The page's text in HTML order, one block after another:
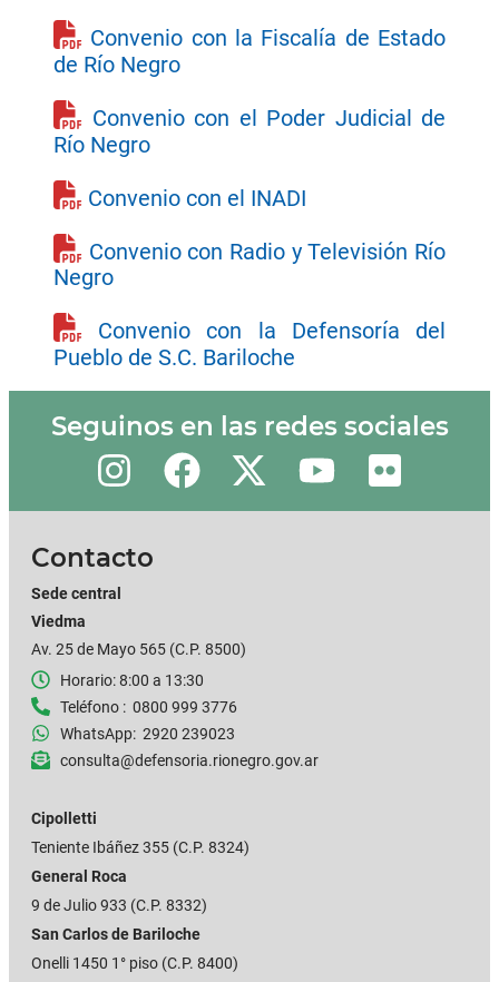
Convenio con la Fiscalía de Estado
de Río Negro
Convenio con el Poder Judicial de
Río Negro
Convenio con el INADI
Convenio con Radio y Televisión Río
Negro
Convenio con la Defensoría del
Pueblo de S.C. Bariloche
Seguinos en las redes sociales
Contacto
Sede central
Viedma
Av. 25 de Mayo 565 (C.P. 8500)
Horario: 8:00 a 13:30
Teléfono : 0800 999 3776
WhatsApp: 2920 239023
consulta@defensoria.rionegro.gov.ar
Cipolletti
Teniente Ibáñez 355 (C.P. 8324)
General Roca
9 de Julio 933 (C.P. 8332)
San Carlos de Bariloche
Onelli 1450 1° piso (C.P. 8400)